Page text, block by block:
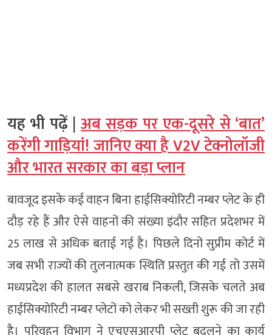
यह भी पढ़ें | अब सड़क पर एक-दूसरे से ‘बात’
करेंगी गाड़ियां! जानिए क्या है V2V टेक्नोलॉजी
और भारत सरकार का बड़ा प्लान
बावजूद इसके कई वाहन बिना हाईसिक्योरिटी नम्बर प्लेट के ही
दौड़ रहे हैं और ऐसे वाहनों की संख्या इंदौर सहित प्रदेशभर में
25 लाख से अधिक बताई गई है। पिछले दिनों सुप्रीम कोर्ट में
जब सभी राज्यों की तुलनात्मक स्थिति प्रस्तुत की गई तो उसमें
मध्यप्रदेश की हालत सबसे खराब निकली, जिसके चलते अब
हाईसिक्योरिटी नम्बर प्लेटों को लेकर भी सख्ती शुरू की जा रही